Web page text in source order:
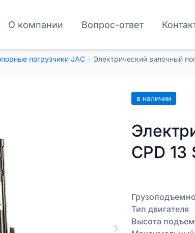
О компании Вопрос-ответ
погрузчики JAC Электрический вилочный
в наличии
CPD
Тип двигателя
Высота